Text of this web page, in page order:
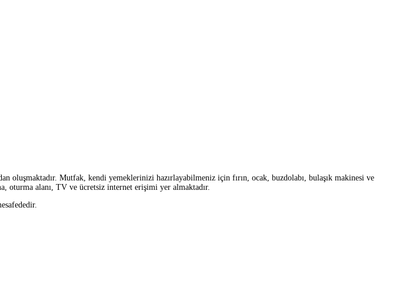
oluşmaktadır. Mutfak, kendi yemeklerinizi hazırlayabilmeniz için fırın, ocak, buzdolabı, bulaşık makinesi ve
oturma alanı, TV ve ücretsiz internet erişimi yer almaktadır.